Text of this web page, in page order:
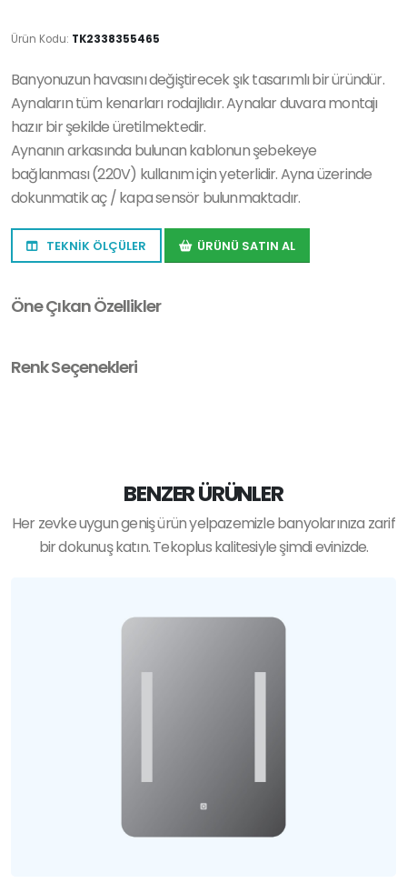
Ürün Kodu: TK2338355465
Banyonuzun havasını değiştirecek şık tasarımlı bir üründür.
Aynaların tüm kenarları rodajlıdır. Aynalar duvara montajı
hazır bir şekilde üretilmektedir.
Aynanın arkasında bulunan kablonun şebekeye
bağlanması (220V) kullanım için yeterlidir. Ayna üzerinde
dokunmatik aç / kapa sensör bulunmaktadır.
TEKNİK ÖLÇÜLER ÜRÜNÜ SATIN AL
Öne Çıkan Özellikler
Renk Seçenekleri
BENZER ÜRÜNLER
Her zevke uygun geniş ürün yelpazemizle banyolarınıza zarif
bir dokunuş katın. Tekoplus kalitesiyle şimdi evinizde.